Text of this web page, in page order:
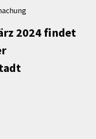
2024 findet